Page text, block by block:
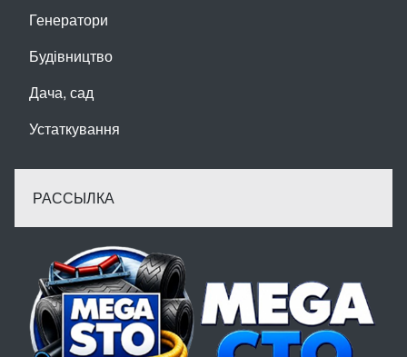
Генератори
Будівництво
Дача, сад
Устаткування
РАССЫЛКА